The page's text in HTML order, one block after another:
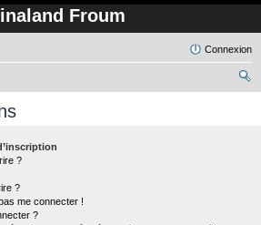
Froum
Connexion
?
?
me connecter !
?